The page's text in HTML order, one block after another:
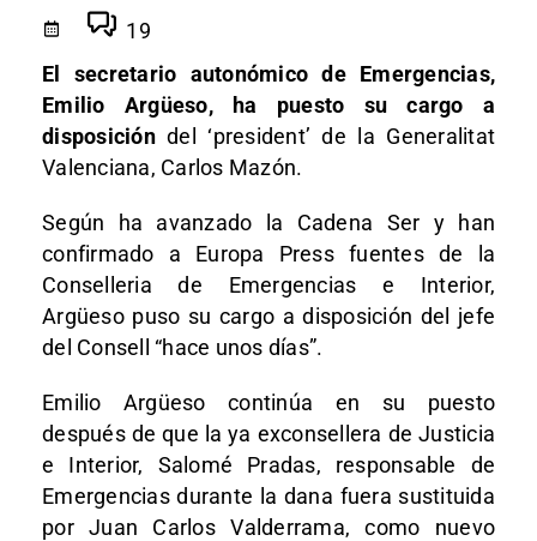
19
El secretario autonómico de Emergencias,
Emilio Argüeso, ha puesto su cargo a
disposicióndel ‘president’ de la Generalitat
Valenciana, Carlos Mazón.
Según ha avanzado la Cadena Ser y han
confirmado a Europa Press fuentes de la
Conselleria de Emergencias e Interior,
Argüeso puso su cargo a disposición del jefe
del Consell “hace unos días”.
Emilio Argüeso continúa en su puesto
después de que la ya exconsellera de Justicia
e Interior, Salomé Pradas, responsable de
Emergencias durante la dana fuera sustituida
por Juan Carlos Valderrama, como nuevo